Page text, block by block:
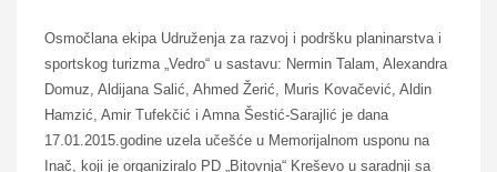
Osmočlana ekipa Udruženja za razvoj i podršku planinarstva i
sportskog turizma „Vedro“ u sastavu: Nermin Talam, Alexandra
Domuz, Aldijana Salić, Ahmed Žerić, Muris Kovačević, Aldin
Hamzić, Amir Tufekčić i Amna Šestić-Sarajlić je dana
17.01.2015.godine uzela učešće u Memorijalnom usponu na
Inač, koji je organiziralo PD „Bitovnja“ Kreševo u saradnji sa